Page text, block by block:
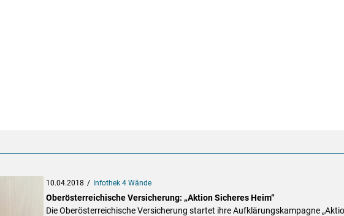
10.04.2018 Infothek 4 Wände
Oberösterreichische Versicherung: „Aktion Sicheres Heim“
Die Oberösterreichische Versicherung startet ihre Aufklärungskampagne